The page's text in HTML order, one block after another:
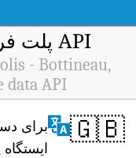
API پلت فرم داده باز کیفیت هوا
- Bottineau,
data API
🇬🇧